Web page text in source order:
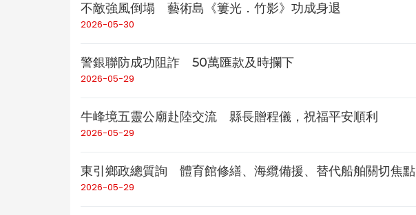
不敵強風倒塌 藝術島《簍光．竹影》功成身退
2026-05-30
警銀聯防成功阻詐 50萬匯款及時攔下
2026-05-29
牛峰境五靈公廟赴陸交流 縣長贈程儀，祝福平安順利
2026-05-29
東引鄉政總質詢 體育館修繕、海纜備援、替代船舶關切焦點
2026-05-29